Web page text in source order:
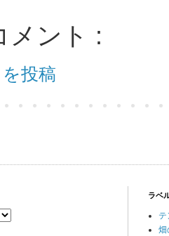
メント :
投稿
ラベ
畑